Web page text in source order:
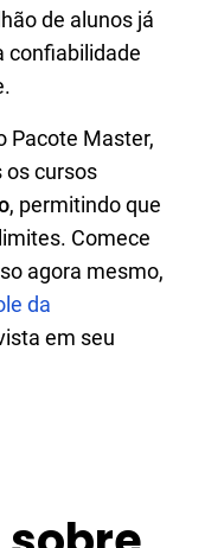
de alunos já
confiabilidade
Pacote Master,
os cursos
, permitindo que
Comece
agora mesmo,
da
em seu